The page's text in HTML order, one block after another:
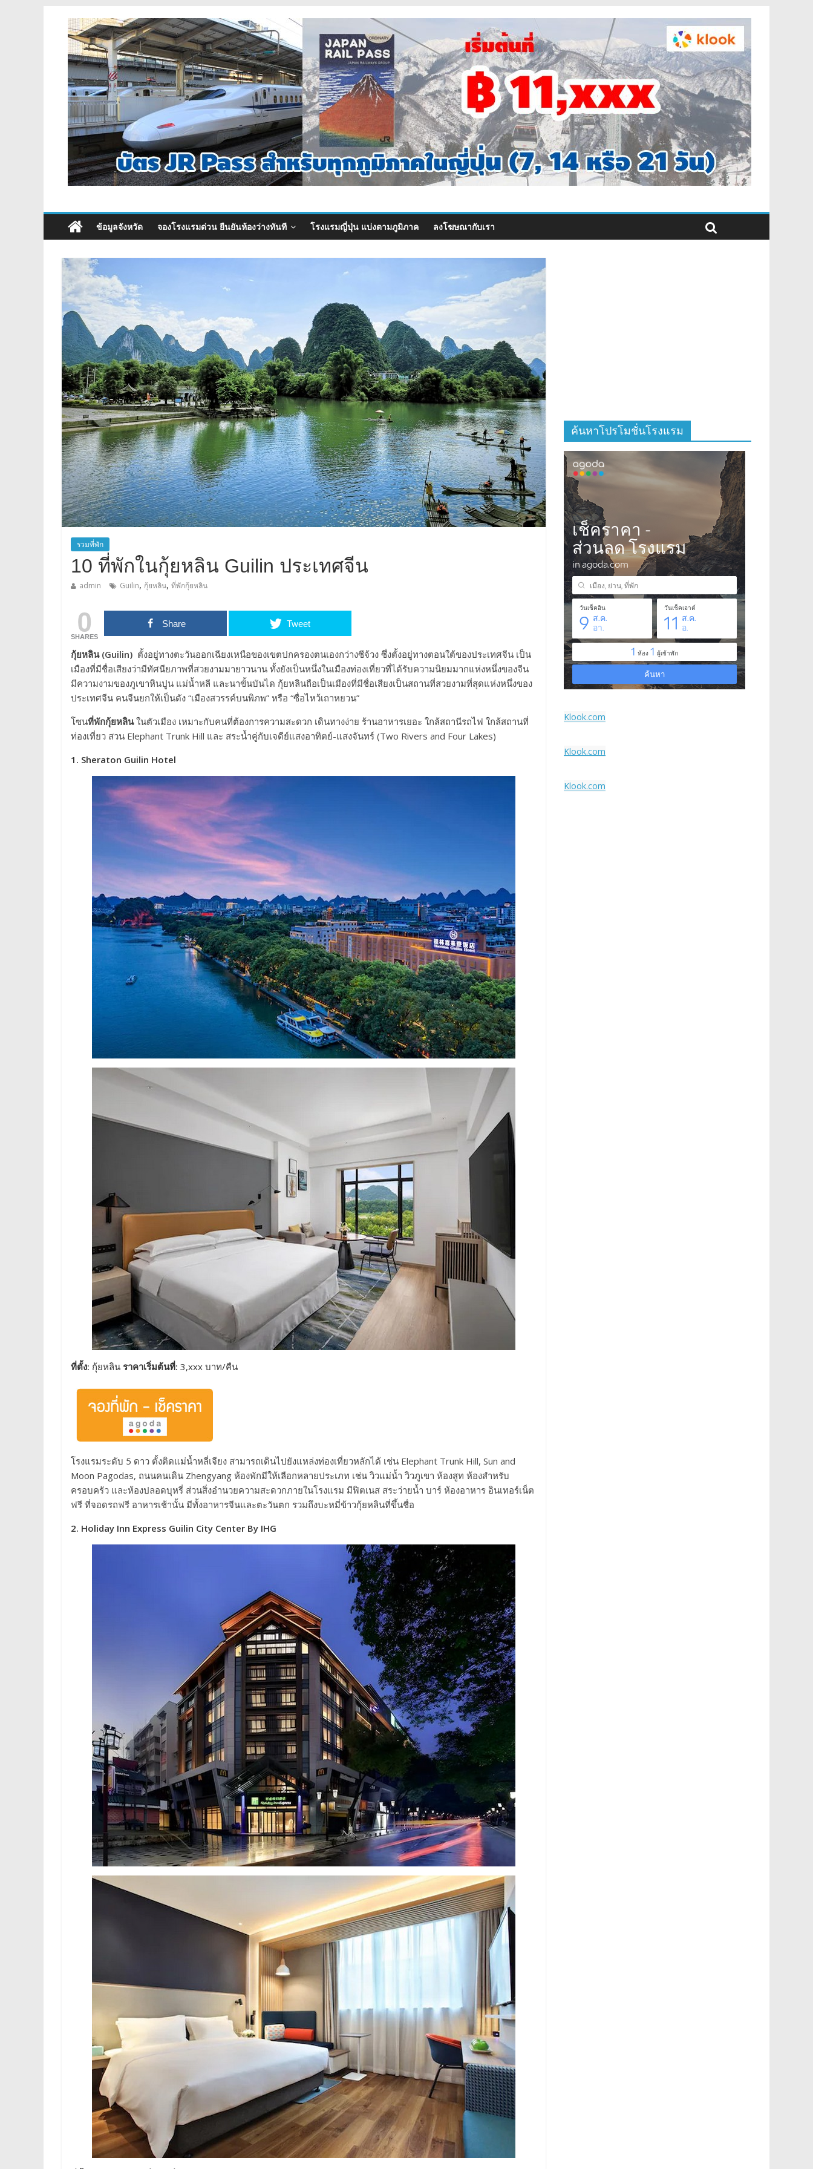
ข้อมูลจังหวัด จองโรงแรมด่วน ยืนยันห้องว่างทันที โรงแรมญี่ปุ่น แบ่งตามภูมิภาค ลงโฆษณากับเรา
รวมที่พัก
10 ที่พักในกุ้ยหลิน Guilin ประเทศจีน
admin Guilin, กุ้ยหลิน, ที่พักกุ้ยหลิน
0
SHARES
Share Tweet
กุ้ยหลิน (Guilin) ตั้งอยู่ทางตะวันออกเฉียงเหนือของเขตปกครองตนเองกว่างซีจ้วง ซึ่งตั้งอยู่ทางตอนใต้ของประเทศจีน เป็น
เมืองที่มีชื่อเสียงว่ามีทัศนียภาพที่สวยงามมายาวนาน ทั้งยังเป็นหนึ่งในเมืองท่องเที่ยวที่ได้รับความนิยมมากแห่งหนึ่งของจีน
มีความงามของภูเขาหินปูน แม่น้ำหลี และนาขั้นบันได กุ้ยหลินถือเป็นเมืองที่มีชื่อเสียงเป็นสถานที่สวยงามที่สุดแห่งหนึ่งของ
ประเทศจีน คนจีนยกให้เป็นดัง “เมืองสวรรค์บนพิภพ” หรือ “ซื่อไหว้เถาหยวน”
โซนที่พักกุ้ยหลินในตัวเมือง เหมาะกับคนที่ต้องการความสะดวก เดินทางง่าย ร้านอาหารเยอะ ใกล้สถานีรถไฟ ใกล้สถานที่
ท่องเที่ยว สวน Elephant Trunk Hill และ สระน้ำคู่กับเจดีย์แสงอาทิตย์-แสงจันทร์ (Two Rivers and Four Lakes)
1. Sheraton Guilin Hotel
ที่ตั้ง: กุ้ยหลิน ราคาเริ่มต้นที่: 3,xxx บาท/คืน
โรงแรมระดับ 5 ดาว ตั้งติดแม่น้ำหลี่เจียง สามารถเดินไปยังแหล่งท่องเที่ยวหลักได้ เช่น Elephant Trunk Hill, Sun and
Moon Pagodas, ถนนคนเดิน Zhengyang ห้องพักมีให้เลือกหลายประเภท เช่น วิวแม่น้ำ วิวภูเขา ห้องสูท ห้องสำหรับ
ครอบครัว และห้องปลอดบุหรี่ ส่วนสิ่งอำนวยความสะดวกภายในโรงแรม มีฟิตเนส สระว่ายน้ำ บาร์ ห้องอาหาร อินเทอร์เน็ต
ฟรี ที่จอดรถฟรี อาหารเช้านั้น มีทั้งอาหารจีนและตะวันตก รวมถึงบะหมี่ข้าวกุ้ยหลินที่ขึ้นชื่อ
2. Holiday Inn Express Guilin City Center By IHG
ค้นหาโปรโมชั่นโรงแรม
Klook.com
Klook.com
Klook.com